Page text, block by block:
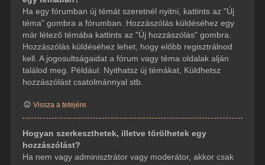
Ha egy fórumban új témát szeretnél nyitni, kattints az "Új
téma" gombra a fórumban. Hozzászólás küldéséhez egy
már létező témába kattints az "Új hozzászólás" gombra.
Hozzászólás küldéséhez lehet, hogy előbb regisztrálnod
kell. A jogosultságaidat a fórum vagy téma oldalak alján
találod meg. Például: Nyithatsz új témákat, Küldhetsz
hozzászólást csatolmánnyal stb.
Vissza a tetejére
Hogyan szerkeszthetek, illetve törölhetek egy
hozzászólást?
Ha nem vagy adminisztrátor vagy moderátor, akkor csak